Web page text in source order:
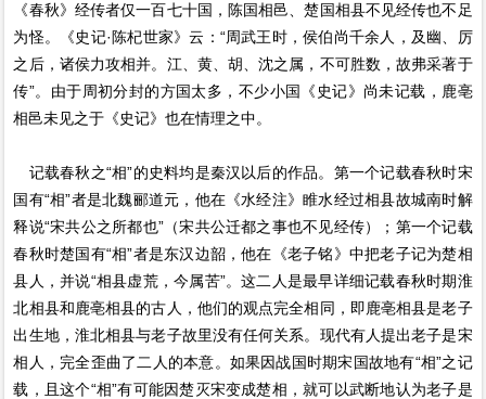
《春秋》经传者仅一百七十国，陈国相邑、楚国相县不见经传也不足
为怪。《史记·陈杞世家》云：“周武王时，侯伯尚千余人，及幽、厉
之后，诸侯力攻相并。江、黄、胡、沈之属，不可胜数，故弗采著于
传”。由于周初分封的方国太多，不少小国《史记》尚未记载，鹿亳
相邑未见之于《史记》也在情理之中。
记载春秋之“相”的史料均是秦汉以后的作品。第一个记载春秋时宋
国有“相”者是北魏郦道元，他在《水经注》睢水经过相县故城南时解
释说“宋共公之所都也”（宋共公迁都之事也不见经传）；第一个记载
春秋时楚国有“相”者是东汉边韶，他在《老子铭》中把老子记为楚相
县人，并说“相县虚荒，今属苦”。这二人是最早详细记载春秋时期淮
北相县和鹿亳相县的古人，他们的观点完全相同，即鹿亳相县是老子
出生地，淮北相县与老子故里没有任何关系。现代有人提出老子是宋
相人，完全歪曲了二人的本意。如果因战国时期宋国故地有“相”之记
载，且这个“相”有可能因楚灭宋变成楚相，就可以武断地认为老子是